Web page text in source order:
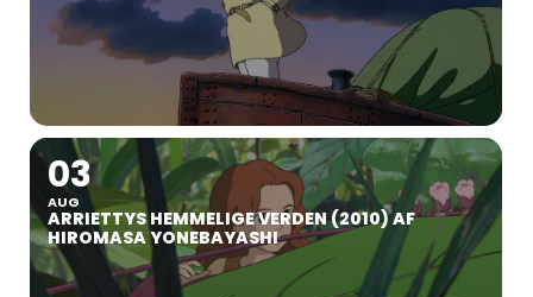
03
AUG
ARRIETTYS HEMMELIGE VERDEN (2010) AF
HIROMASA YONEBAYASHI